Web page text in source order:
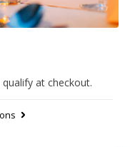
qualify at checkout.